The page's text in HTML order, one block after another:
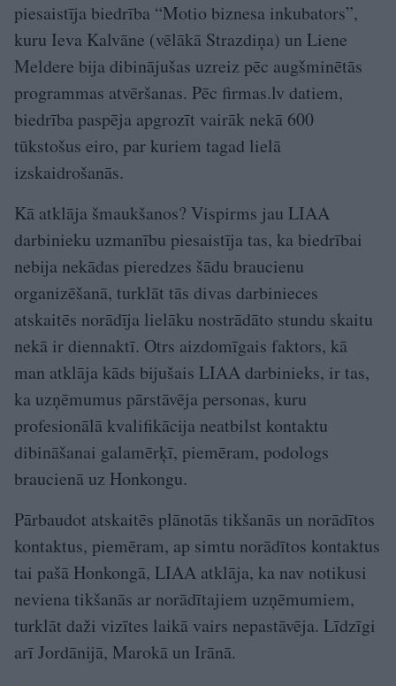
piesaistīja biedrība “Motio biznesa inkubators”,
kuru Ieva Kalvāne (vēlākā Strazdiņa) un Liene
Meldere bija dibinājušas uzreiz pēc augšminētās
programmas atvēršanas. Pēc firmas.lv datiem,
biedrība paspēja apgrozīt vairāk nekā 600
tūkstošus eiro, par kuriem tagad lielā
izskaidrošanās.
Kā atklāja šmaukšanos? Vispirms jau LIAA
darbinieku uzmanību piesaistīja tas, ka biedrībai
nebija nekādas pieredzes šādu braucienu
organizēšanā, turklāt tās divas darbinieces
atskaitēs norādīja lielāku nostrādāto stundu skaitu
nekā ir diennaktī. Otrs aizdomīgais faktors, kā
man atklāja kāds bijušais LIAA darbinieks, ir tas,
ka uzņēmumus pārstāvēja personas, kuru
profesionālā kvalifikācija neatbilst kontaktu
dibināšanai galamērķī, piemēram, podologs
braucienā uz Honkongu.
Pārbaudot atskaitēs plānotās tikšanās un norādītos
kontaktus, piemēram, ap simtu norādītos kontaktus
tai pašā Honkongā, LIAA atklāja, ka nav notikusi
neviena tikšanās ar norādītajiem uzņēmumiem,
turklāt daži vizītes laikā vairs nepastāvēja. Līdzīgi
arī Jordānijā, Marokā un Irānā.